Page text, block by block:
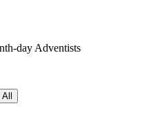
day Adventists